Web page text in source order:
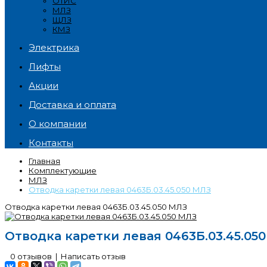
МЛЗ
ЩЛЗ
КМЗ
Электрика
Лифты
Акции
Доставка и оплата
О компании
Контакты
Главная
Комплектующие
МЛЗ
Отводка каретки левая 0463Б.03.45.050 МЛЗ
Отводка каретки левая 0463Б.03.45.050 МЛЗ
Отводка каретки левая
0 отзывов | Написать отзыв